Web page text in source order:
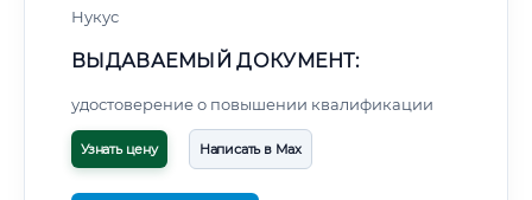
Нукус
ВЫДАВАЕМЫЙ ДОКУМЕНТ:
удостоверение о повышении квалификации
Узнать цену Написать в Max